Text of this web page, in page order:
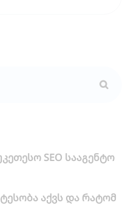
SEO სააგენტო
აქვს და რატომ